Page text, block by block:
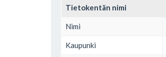
Tietokentän nimi
Nimi
Kaupunki